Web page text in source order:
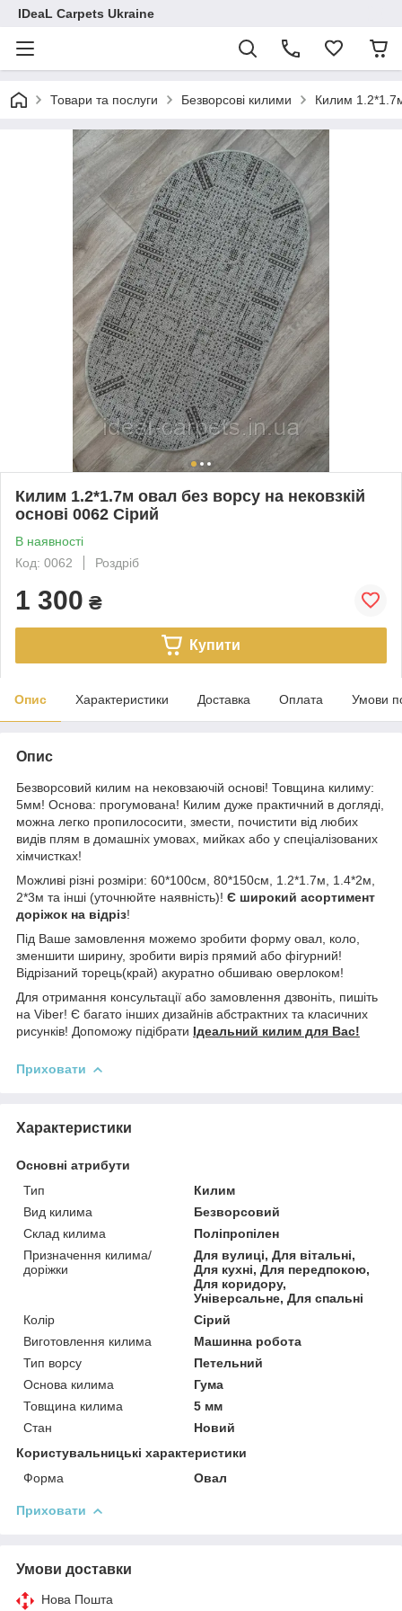
IDeaL Carpets Ukraine
Товари та послуги Безворсові килими Килим
Килим 1.2*1.7м овал без ворсу на нековзкій
основі 0062 Сірий
В наявності
Код: 0062
Роздріб
1 300 ₴
Купити
Опис Характеристики Доставка Оплата Умови
Опис
Безворсовий килим на нековзаючій основі! Товщина килиму:
5мм! Основа: прогумована! Килим дуже практичний в догляді,
можна легко пропилососити, змести, почистити від любих
видів плям в домашніх умовах, мийках або у спеціалізованих
хімчистках!
Можливі різні розміри: 60*100см, 80*150см, 1.2*1.7м, 1.4*2м,
2*3м та інші (уточнюйте наявність)! Є широкий асортимент
доріжок на відріз!
Під Ваше замовлення можемо зробити форму овал, коло,
зменшити ширину, зробити виріз прямий або фігурний!
Відрізаний торець(край) акуратно обшиваю оверлоком!
Для отримання консультації або замовлення дзвоніть, пишіть
на Viber! Є багато інших дизайнів абстрактних та класичних
рисунків! Допоможу підібрати Ідеальний килим для Вас!
Приховати
Характеристики
Основні атрибути
Тип
Килим
Вид килима
Безворсовий
Склад килима
Поліпропілен
Призначення килима/
доріжки
Для вулиці, Для вітальні,
Для кухні, Для передпокою,
Для коридору,
Універсальне, Для спальні
Колір
Сірий
Виготовлення килима
Машинна робота
Тип ворсу
Петельний
Основа килима
Гума
Товщина килима
5 мм
Стан
Новий
Користувальницькі характеристики
Форма
Овал
Приховати
Умови доставки
Нова Пошта